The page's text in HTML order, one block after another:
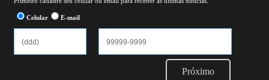
Celular E-mail
Próximo